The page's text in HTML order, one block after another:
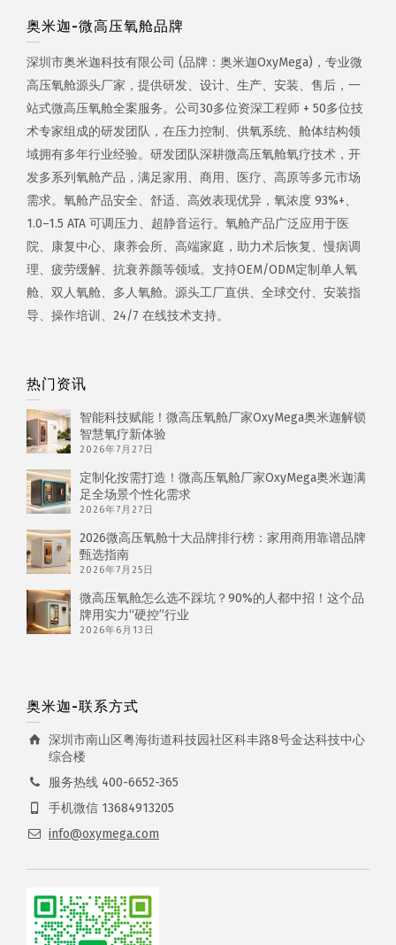
奥米迦-微高压氧舱品牌
深圳市奥米迦科技有限公司 (品牌：奥米迦OxyMega)，专业微
高压氧舱源头厂家，提供研发、设计、生产、安装、售后，一
站式微高压氧舱全案服务。公司30多位资深工程师 + 50多位技
术专家组成的研发团队，在压力控制、供氧系统、舱体结构领
域拥有多年行业经验。研发团队深耕微高压氧舱氧疗技术，开
发多系列氧舱产品，满足家用、商用、医疗、高原等多元市场
需求。氧舱产品安全、舒适、高效表现优异，氧浓度 93%+、
1.0–1.5 ATA 可调压力、超静音运行。氧舱产品广泛应用于医
院、康复中心、康养会所、高端家庭，助力术后恢复、慢病调
理、疲劳缓解、抗衰养颜等领域。支持OEM/ODM定制单人氧
舱、双人氧舱、多人氧舱。源头工厂直供、全球交付、安装指
导、操作培训、24/7 在线技术支持。
热门资讯
智能科技赋能！微高压氧舱厂家OxyMega奥米迦解锁
智慧氧疗新体验
2026年7月27日
定制化按需打造！微高压氧舱厂家OxyMega奥米迦满
足全场景个性化需求
2026年7月27日
2026微高压氧舱十大品牌排行榜：家用商用靠谱品牌
甄选指南
2026年7月25日
微高压氧舱怎么选不踩坑？90%的人都中招！这个品
牌用实力“硬控”行业
2026年6月13日
奥米迦-联系方式
深圳市南山区粤海街道科技园社区科丰路8号金达科技中心
综合楼
服务热线 400-6652-365
手机微信 13684913205
info@oxymega.com